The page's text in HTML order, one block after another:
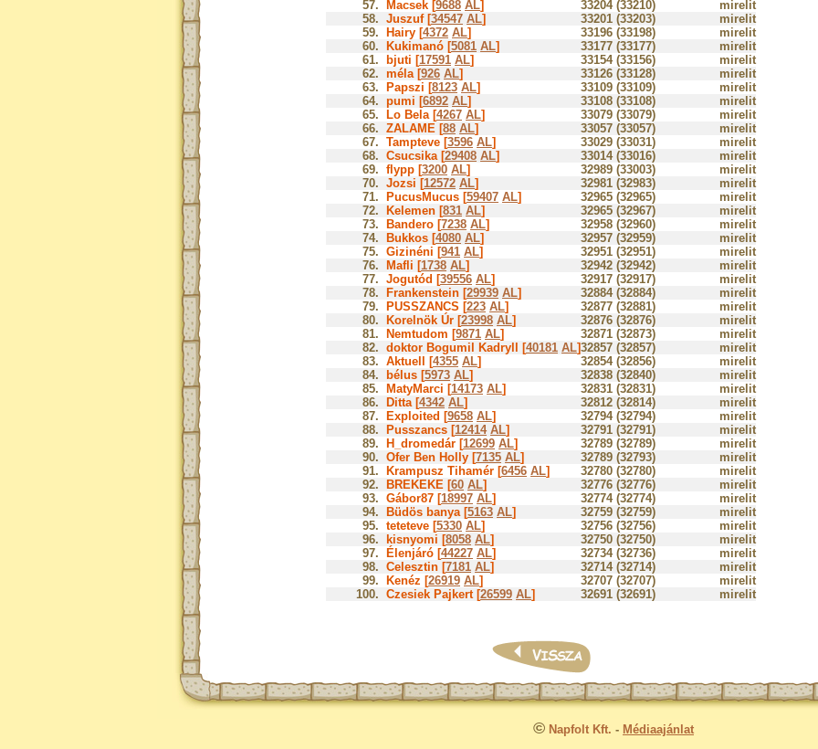
57.
Macsek [9688 AL] 33204 (33210)
mirelit
58. Juszuf [34547 AL] 33201 (33203)
mirelit
59.
Hairy [4372 AL] 33196 (33198)
mirelit
60.
Kukimanó [5081 AL] 33177 (33177)
mirelit
61.
bjuti [17591 AL] 33154 (33156)
mirelit
62. méla [926 AL] 33126 (33128)
mirelit
63.
Papszi [8123 AL] 33109 (33109)
mirelit
64. pumi [6892 AL] 33108 (33108)
mirelit
65.
Lo Bela [4267 AL] 33079 (33079)
mirelit
66. ZALAME [88 AL] 33057 (33057)
mirelit
67. Tampteve [3596 AL] 33029 (33031)
mirelit
68. Csucsika [29408 AL] 33014 (33016)
mirelit
69. flypp [3200 AL] 32989 (33003)
mirelit
70. Jozsi [12572 AL] 32981 (32983)
mirelit
71.
PucusMucus [59407 AL] 32965 (32965)
mirelit
72.
Kelemen [831 AL] 32965 (32967)
mirelit
73.
Bandero [7238 AL] 32958 (32960)
mirelit
74.
Bukkos [4080 AL] 32957 (32959)
mirelit
75. Gizinéni [941 AL] 32951 (32951)
mirelit
76.
Mafli [1738 AL] 32942 (32942)
mirelit
77. Jogutód [39556 AL] 32917 (32917)
mirelit
78.
Frankenstein [29939 AL] 32884 (32884)
mirelit
79.
PUSSZANCS [223 AL] 32877 (32881)
mirelit
80.
Korelnök Úr [23998 AL] 32876 (32876)
mirelit
81.
Nemtudom [9871 AL] 32871 (32873)
mirelit
82. doktor Bogumil Kadryll [40181 AL]32857 (32857)
mirelit
83. Aktuell [4355 AL] 32854 (32856)
mirelit
84.
bélus [5973 AL] 32838 (32840)
mirelit
85.
MatyMarci [14173 AL] 32831 (32831)
mirelit
86.
Ditta [4342 AL] 32812 (32814)
mirelit
87.
Exploited [9658 AL] 32794 (32794)
mirelit
88.
Pusszancs [12414 AL] 32791 (32791)
mirelit
89.
H_dromedár [12699 AL] 32789 (32789)
mirelit
90. Ofer Ben Holly [7135 AL] 32789 (32793)
mirelit
91.
Krampusz Tihamér [6456 AL] 32780 (32780)
mirelit
92.
BREKEKE [60 AL] 32776 (32776)
mirelit
93. Gábor87 [18997 AL] 32774 (32774)
mirelit
94.
Büdös banya [5163 AL] 32759 (32759)
mirelit
95. teteteve [5330 AL] 32756 (32756)
mirelit
96.
kisnyomi [8058 AL] 32750 (32750)
mirelit
97.
Élenjáró [44227 AL] 32734 (32736)
mirelit
98. Celesztin [7181 AL] 32714 (32714)
mirelit
99.
Kenéz [26919 AL] 32707 (32707)
mirelit
100. Czesiek Pajkert [26599 AL] 32691 (32691) mirelit
© Napfolt Kft. - Médiaajánlat